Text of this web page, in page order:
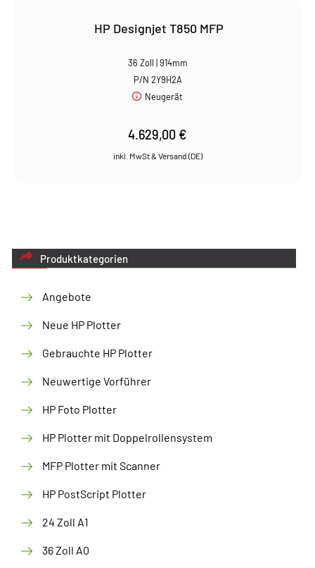
HP Designjet T850 MFP
36 Zoll | 914mm
P/N 2Y9H2A
Neugerät
4.629,00 €
Produktkategorien
Angebote
Neue HP Plotter
Gebrauchte HP Plotter
Neuwertige Vorführer
HP Foto Plotter
HP Plotter mit Doppelrollensystem
MFP Plotter mit Scanner
HP PostScript Plotter
24 Zoll A1
36 Zoll A0